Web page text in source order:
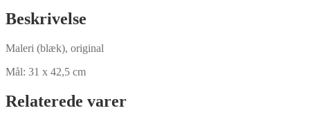
Beskrivelse
Maleri (blæk), original
Mål: 31 x 42,5 cm
Relaterede varer